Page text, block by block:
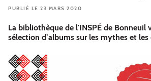
PUBLIÉ LE 23 MARS 2020
La bibliothèque de l'INSPÉ de Bonneuil
sélection d’albums sur les mythes et les